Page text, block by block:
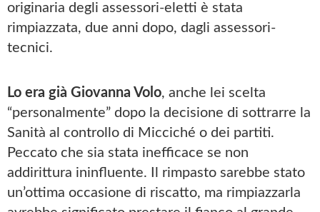
originaria degli assessori-eletti è stata
rimpiazzata, due anni dopo, dagli assessori-
tecnici.
Lo era già Giovanna Volo, anche lei scelta
“personalmente” dopo la decisione di sottrarre la
Sanità al controllo di Micciché o dei partiti.
Peccato che sia stata inefficace se non
addirittura ininfluente. Il rimpasto sarebbe stato
un’ottima occasione di riscatto, ma rimpiazzarla